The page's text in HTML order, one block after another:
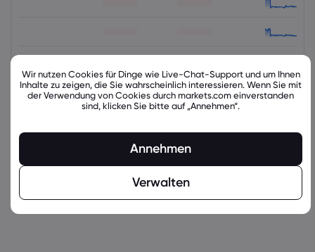
latest_education_articles
Wir nutzen Cookies für Dinge wie Live-Chat-Support und um Ihnen
Inhalte zu zeigen, die Sie wahrscheinlich interessieren. Wenn Sie mit
der Verwendung von Cookies durch markets.com einverstanden
sind, klicken Sie bitte auf „Annehmen“.
Annehmen
Verwalten